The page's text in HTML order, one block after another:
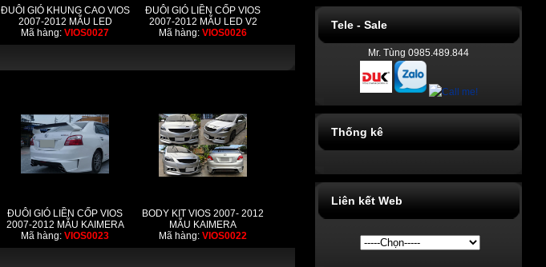
ĐUÔI GIÓ KHUNG CAO VIOS
2007-2012 MẪU LED
Mã hàng:VIOS0027
ĐUÔI GIÓ LIỀN CỐP VIOS
2007-2012 MẪU LED V2
Mã hàng:VIOS0026
ĐUÔI GIÓ LIỀN CỐP VIOS
2007-2012 MẪU KAIMERA
Mã hàng:VIOS0023
BODY KIT VIOS 2007- 2012
MẪU KAIMERA
Mã hàng:VIOS0022
Tele - Sale
Mr. Tùng 0985.489.844
Thống kê
Liên kết Web